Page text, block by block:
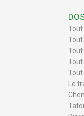
Tout
Tout
Tout
Tout
Le